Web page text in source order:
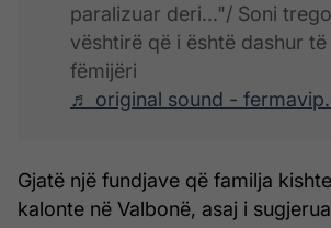
paralizuar deri..."/ Soni
vështirë që i është dashur
fëmijëri
♬ original sound -
Gjatë një fundjave që familja
kalonte në Valbonë, asaj i